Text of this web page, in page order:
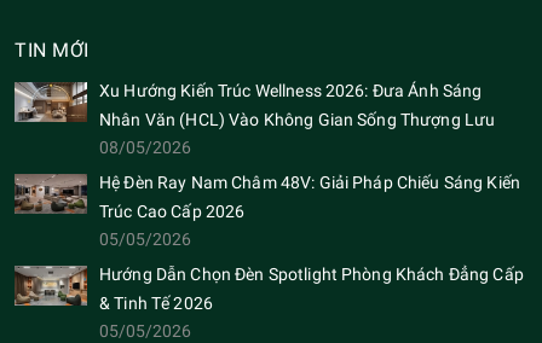
TIN MỚI
Xu Hướng Kiến Trúc Wellness 2026: Đưa Ánh Sáng
Nhân Văn (HCL) Vào Không Gian Sống Thượng Lưu
08/05/2026
Hệ Đèn Ray Nam Châm 48V: Giải Pháp Chiếu Sáng Kiến
Trúc Cao Cấp 2026
05/05/2026
Hướng Dẫn Chọn Đèn Spotlight Phòng Khách Đẳng Cấp
& Tinh Tế 2026
05/05/2026